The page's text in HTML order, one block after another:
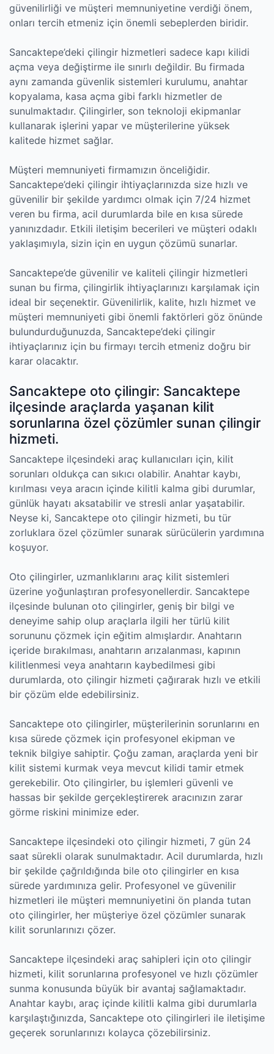
güvenilirliği ve müşteri memnuniyetine verdiği önem,
onları tercih etmeniz için önemli sebeplerden biridir.
Sancaktepe’deki çilingir hizmetleri sadece kapı kilidi
açma veya değiştirme ile sınırlı değildir. Bu firmada
aynı zamanda güvenlik sistemleri kurulumu, anahtar
kopyalama, kasa açma gibi farklı hizmetler de
sunulmaktadır. Çilingirler, son teknoloji ekipmanlar
kullanarak işlerini yapar ve müşterilerine yüksek
kalitede hizmet sağlar.
Müşteri memnuniyeti firmamızın önceliğidir.
Sancaktepe’deki çilingir ihtiyaçlarınızda size hızlı ve
güvenilir bir şekilde yardımcı olmak için 7/24 hizmet
veren bu firma, acil durumlarda bile en kısa sürede
yanınızdadır. Etkili iletişim becerileri ve müşteri odaklı
yaklaşımıyla, sizin için en uygun çözümü sunarlar.
Sancaktepe’de güvenilir ve kaliteli çilingir hizmetleri
sunan bu firma, çilingirlik ihtiyaçlarınızı karşılamak için
ideal bir seçenektir. Güvenilirlik, kalite, hızlı hizmet ve
müşteri memnuniyeti gibi önemli faktörleri göz önünde
bulundurduğunuzda, Sancaktepe’deki çilingir
ihtiyaçlarınız için bu firmayı tercih etmeniz doğru bir
karar olacaktır.
Sancaktepe oto çilingir: Sancaktepe
ilçesinde araçlarda yaşanan kilit
sorunlarına özel çözümler sunan çilingir
hizmeti.
Sancaktepe ilçesindeki araç kullanıcıları için, kilit
sorunları oldukça can sıkıcı olabilir. Anahtar kaybı,
kırılması veya aracın içinde kilitli kalma gibi durumlar,
günlük hayatı aksatabilir ve stresli anlar yaşatabilir.
Neyse ki, Sancaktepe oto çilingir hizmeti, bu tür
zorluklara özel çözümler sunarak sürücülerin yardımına
koşuyor.
Oto çilingirler, uzmanlıklarını araç kilit sistemleri
üzerine yoğunlaştıran profesyonellerdir. Sancaktepe
ilçesinde bulunan oto çilingirler, geniş bir bilgi ve
deneyime sahip olup araçlarla ilgili her türlü kilit
sorununu çözmek için eğitim almışlardır. Anahtarın
içeride bırakılması, anahtarın arızalanması, kapının
kilitlenmesi veya anahtarın kaybedilmesi gibi
durumlarda, oto çilingir hizmeti çağırarak hızlı ve etkili
bir çözüm elde edebilirsiniz.
Sancaktepe oto çilingirler, müşterilerinin sorunlarını en
kısa sürede çözmek için profesyonel ekipman ve
teknik bilgiye sahiptir. Çoğu zaman, araçlarda yeni bir
kilit sistemi kurmak veya mevcut kilidi tamir etmek
gerekebilir. Oto çilingirler, bu işlemleri güvenli ve
hassas bir şekilde gerçekleştirerek aracınızın zarar
görme riskini minimize eder.
Sancaktepe ilçesindeki oto çilingir hizmeti, 7 gün 24
saat sürekli olarak sunulmaktadır. Acil durumlarda, hızlı
bir şekilde çağrıldığında bile oto çilingirler en kısa
sürede yardımınıza gelir. Profesyonel ve güvenilir
hizmetleri ile müşteri memnuniyetini ön planda tutan
oto çilingirler, her müşteriye özel çözümler sunarak
kilit sorunlarınızı çözer.
Sancaktepe ilçesindeki araç sahipleri için oto çilingir
hizmeti, kilit sorunlarına profesyonel ve hızlı çözümler
sunma konusunda büyük bir avantaj sağlamaktadır.
Anahtar kaybı, araç içinde kilitli kalma gibi durumlarla
karşılaştığınızda, Sancaktepe oto çilingirleri ile iletişime
geçerek sorunlarınızı kolayca çözebilirsiniz.